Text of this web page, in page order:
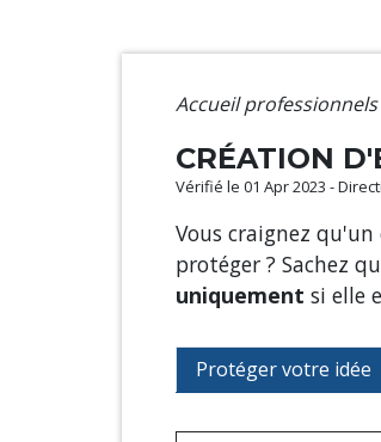
Accueil professionnels
CRÉATION
Vérifié le 01 Apr 2023 -
Vous craignez
protéger ? Sachez
uniquement si elle
Protéger votre idée